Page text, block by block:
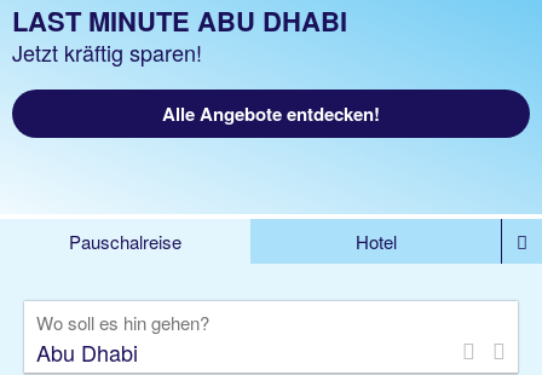
LAST MINUTE ABU DHABI
Jetzt kräftig sparen!
Alle Angebote entdecken!
Pauschalreise
Hotel
Rundreise
Kreuzfahrt
Wo soll es hin gehen?